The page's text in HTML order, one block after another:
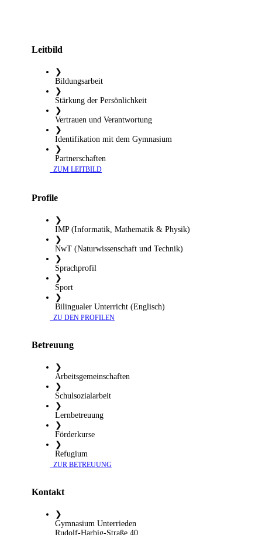
Leitbild
❯
Bildungsarbeit
❯
Stärkung der Persönlichkeit
❯
Vertrauen und Verantwortung
❯
Identifikation mit dem Gymnasium
❯
Partnerschaften
​ ZUM LEITBILD
Profile
❯
IMP (Informatik, Mathematik & Physik)
❯
NwT (Naturwissenschaft und Technik)
❯
Sprachprofil
❯
Sport
❯
Bilingualer Unterricht (Englisch)
​ ZU DEN PROFILEN
Betreuung
❯
Arbeitsgemeinschaften
❯
Schulsozialarbeit
❯
Lernbetreuung
❯
Förderkurse
❯
Refugium
​ ZUR BETREUUNG
Kontakt
❯
Gymnasium Unterrieden
Rudolf-Harbig-Straße 40